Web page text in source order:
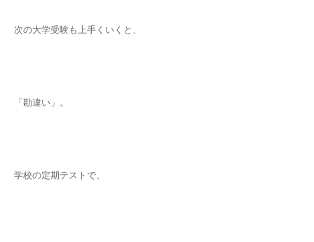
次の大学受験も上手くいくと、
「勘違い」。
学校の定期テストで、